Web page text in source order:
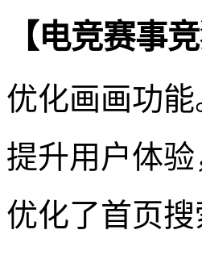
【电竞赛事
优化画画功能
提升用户体
优化了首页